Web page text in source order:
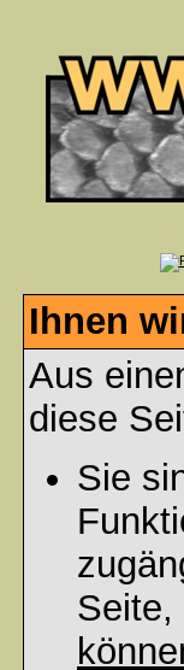
Ihnen
Aus
diese
Sie